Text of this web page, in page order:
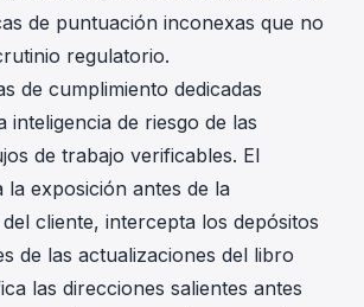
de puntuación inconexas que no
regulatorio.
de cumplimiento dedicadas
inteligencia de riesgo de las
de trabajo verificables. El
la exposición antes de la
cliente, intercepta los depósitos
de las actualizaciones del libro
las direcciones salientes antes